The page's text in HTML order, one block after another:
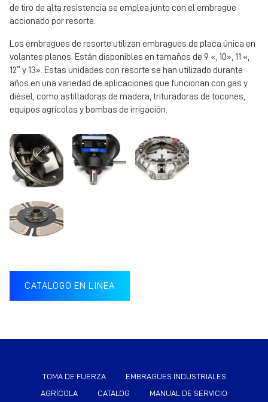
de tiro de alta resistencia se emplea junto con el embrague
accionado por resorte.
Los embragues de resorte utilizan embragues de placa única en
volantes planos. Están disponibles en tamaños de 9 «, 10», 11 «,
12″ y 13». Estas unidades con resorte se han utilizado durante
años en una variedad de aplicaciones que funcionan con gas y
diésel, como astilladoras de madera, trituradoras de tocones,
equipos agrícolas y bombas de irrigación.
CATALOGO EN LINEA
TOMA DE FUERZA
EMBRAGUES INDUSTRIALES
AGRÍCOLA
CATALOG MANUAL DE SERVICIO